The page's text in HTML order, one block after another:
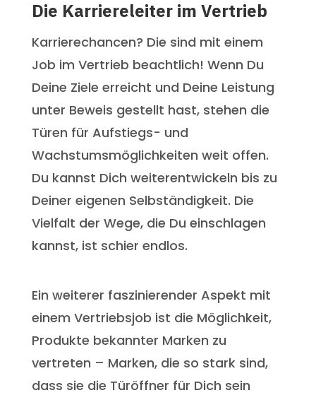
Die Karriereleiter im Vertrieb
Karrierechancen? Die sind mit einem
Job im Vertrieb beachtlich! Wenn Du
Deine Ziele erreicht und Deine Leistung
unter Beweis gestellt hast, stehen die
Türen für Aufstiegs- und
Wachstumsmöglichkeiten weit offen.
Du kannst Dich weiterentwickeln bis zu
Deiner eigenen Selbständigkeit. Die
Vielfalt der Wege, die Du einschlagen
kannst, ist schier endlos.
Ein weiterer faszinierender Aspekt mit
einem Vertriebsjob ist die Möglichkeit,
Produkte bekannter Marken zu
vertreten – Marken, die so stark sind,
dass sie die Türöffner für Dich sein